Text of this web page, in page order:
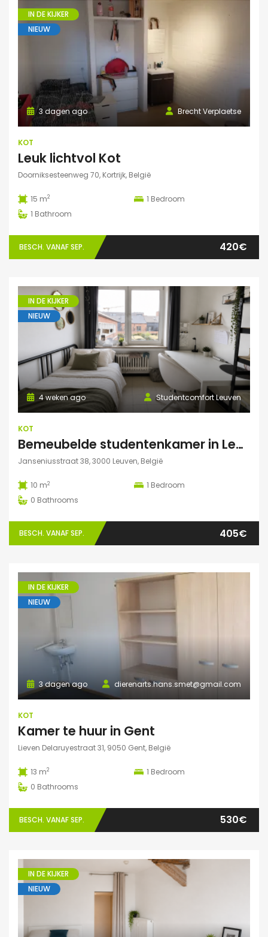
IN DE KIJKER
NIEUW
Brecht Verplaetse
3 dagen ago
KOT
Leuk lichtvol Kot
Doorniksesteenweg 70, Kortrijk, België
15 m2 1 Bedroom
1 Bathroom
BESCH. VANAF SEP. 420€
IN DE KIJKER
NIEUW
Studentcomfort Leuven
4 weken ago
KOT
Bemeubelde studentenkamer in Leuven – Regina Mundi
Janseniusstraat 38, 3000 Leuven, België
10 m2 1 Bedroom
0 Bathrooms
BESCH. VANAF SEP. 405€
IN DE KIJKER
NIEUW
dierenarts.hans.smet@gmail.com
3 dagen ago
KOT
Kamer te huur in Gent
Lieven Delaruyestraat 31, 9050 Gent, België
13 m2 1 Bedroom
0 Bathrooms
BESCH. VANAF SEP. 530€
IN DE KIJKER
NIEUW